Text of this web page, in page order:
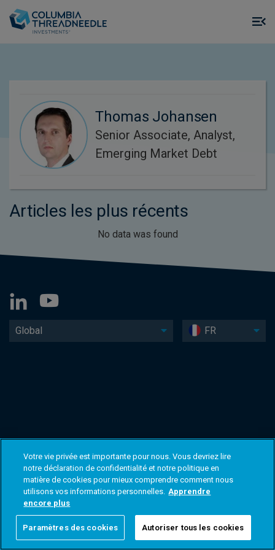
Thomas Johansen
Senior Associate, Analyst,
Emerging Market Debt
Articles les plus récents
No data was found
Global FR
Votre vie privée est importante pour nous. Vous devriez lire
notre déclaration de confidentialité et notre politique en
matière de cookies pour mieux comprendre comment nous
utilisons vos informations personnelles. Apprendre
encore plus
Paramètres des cookies Autoriser tous les cookies